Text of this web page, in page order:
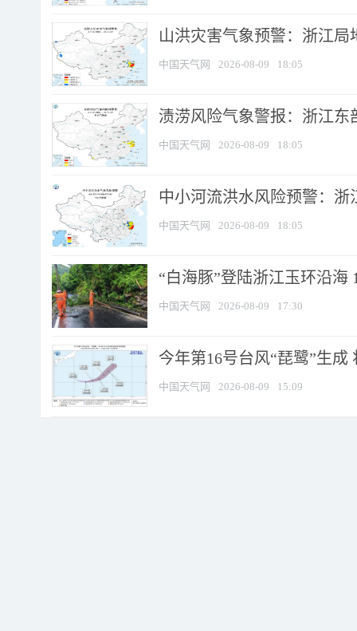
山洪灾害气象预警：浙江
中国天气网 2026-08-09 18:05
渍涝风险气象警报：浙江
中国天气网 2026-08-09 18:05
中小河流洪水风险预警：
中国天气网 2026-08-09 18:05
“白海豚”登陆浙江玉环沿海
中国天气网 2026-08-09 17:30
今年第16号台风“琵鹭”生
中国天气网 2026-08-09 15:09